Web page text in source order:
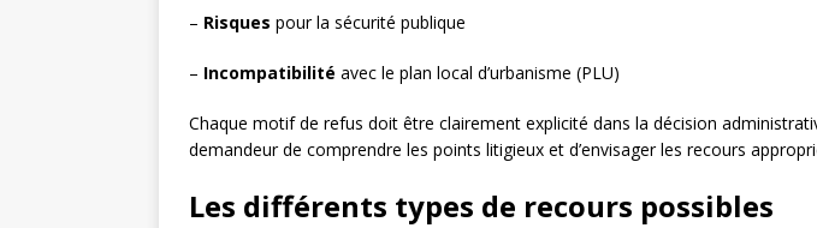
– Risques pour la sécurité publique
– Incompatibilité avec le plan local d’urbanisme (PLU)
Chaque motif de refus doit être clairement explicité dans la décision
demandeur de comprendre les points litigieux et d’envisager les recours
Les différents types de recours possibles